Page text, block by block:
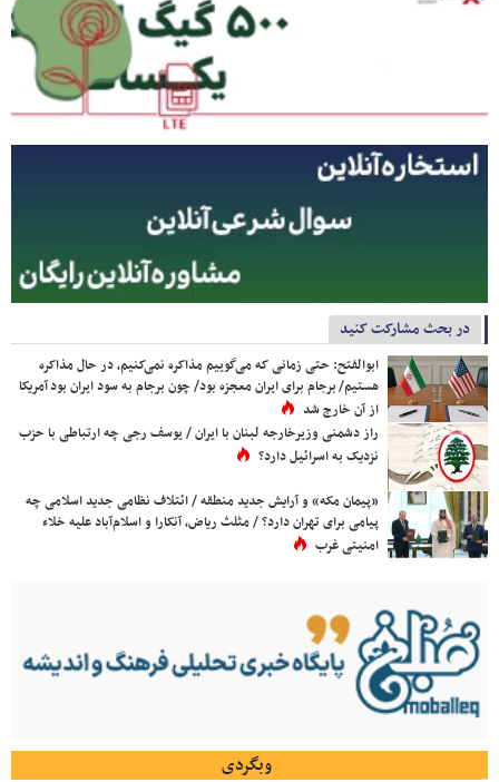
در بحث مشارکت کنید
ابوالفتح: حتی زمانی که می‌گوییم مذاکره نمی‌کنیم، در حال مذاکره
هستیم/ برجام برای ایران معجزه بود/ چون برجام به سود ایران بود آمریکا
از آن خارج شد
راز دشمنی وزیرخارجه لبنان با ایران / یوسف رجی چه ارتباطی با حزب
نزدیک به اسرائیل دارد؟
«پیمان مکه» و آرایش جدید منطقه / ائتلاف نظامی جدید اسلامی چه
پیامی برای تهران دارد؟ / مثلث ریاض، آنکارا و اسلام‌آباد علیه خلاء
امنیتی غرب
وبگردی